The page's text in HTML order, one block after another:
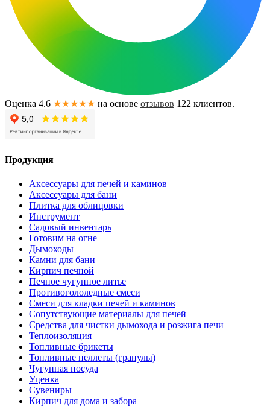
Оценка 4.6 ★★★★★ на основе отзывов 122 клиентов.
Продукция
Аксессуары для печей и каминов
Аксессуары для бани
Плитка для облицовки
Инструмент
Садовый инвентарь
Готовим на огне
Дымоходы
Камни для бани
Кирпич печной
Печное чугунное литье
Противогололедные смеси
Смеси для кладки печей и каминов
Сопутствующие материалы для печей
Средства для чистки дымохода и розжига печи
Теплоизоляция
Топливные брикеты
Топливные пеллеты (гранулы)
Чугунная посуда
Уценка
Сувениры
Кирпич для дома и забора